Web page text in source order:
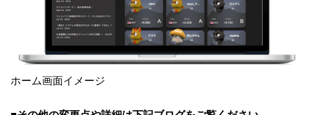
ホーム画面イメージ